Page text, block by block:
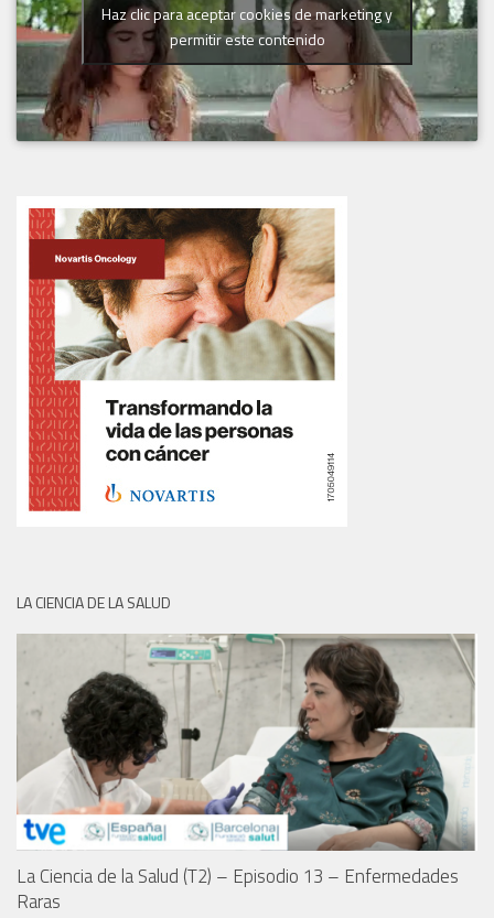
Haz clic para aceptar cookies de marketing y
permitir este contenido
LA CIENCIA DE LA SALUD
La Ciencia de la Salud (T2) – Episodio 13 – Enfermedades
Raras